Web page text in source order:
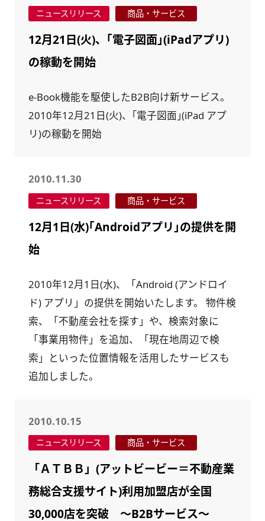
ニュースリリース 商品・サービス
12月21日(火)、｢電子図面｣(iPadアプリ)
の稼動を開始
e-Book機能を駆使したB2B向け新サービス。
2010年12月21日(火)、｢電子図面｣(iPad アプ
リ)の稼動を開始
2010.11.30
ニュースリリース 商品・サービス
12月1日(水)｢Androidアプリ｣の提供を開
始
2010年12月1日(水)、「Android (アンドロイ
ド) アプリ」の提供を開始いたします。 物件検
索、「不動産会社を探す」や、検索対象に
「事業用物件」を追加、「現在地周辺で検
索」といった位置情報を活用したサービスも
追加しました。
2010.10.15
ニュースリリース 商品・サービス
「ＡＴＢＢ」(アットビービー＝不動産業
務総合支援サイト)利用加盟店が全国
30,000店を突破 ～B2Bサービス～